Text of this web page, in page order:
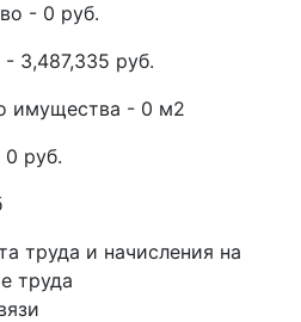
- 0 руб.
3,487,335 руб.
имущества - 0 м2
руб.
труда и начисления на
труда